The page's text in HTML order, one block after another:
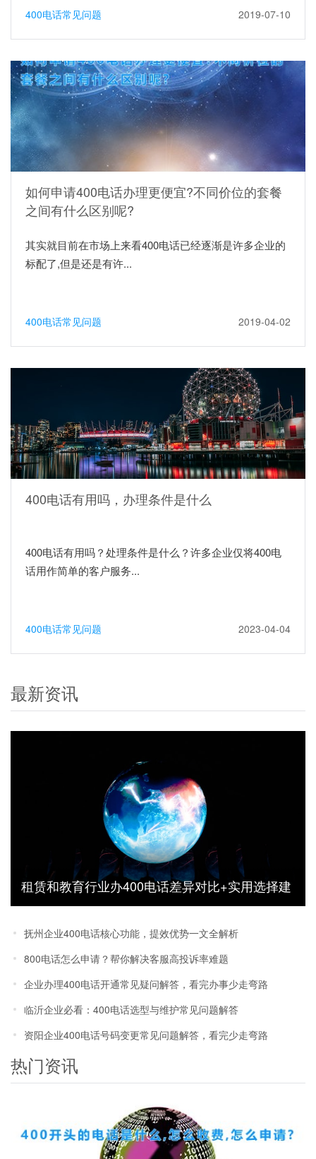
400电话常见问题 2019-07-10
如何申请400电话办理更便宜?不同价位的套餐
之间有什么区别呢?
其实就目前在市场上来看400电话已经逐渐是许多企业的
标配了,但是还是有许...
400电话常见问题 2019-04-02
400电话有用吗，办理条件是什么
400电话有用吗？处理条件是什么？许多企业仅将400电
话用作简单的客户服务...
400电话常见问题 2023-04-04
最新资讯
租赁和教育行业办400电话差异对比+实用选择建
议
抚州企业400电话核心功能，提效优势一文全解析
800电话怎么申请？帮你解决客服高投诉率难题
企业办理400电话开通常见疑问解答，看完办事少走弯路
临沂企业必看：400电话选型与维护常见问题解答
资阳企业400电话号码变更常见问题解答，看完少走弯路
热门资讯